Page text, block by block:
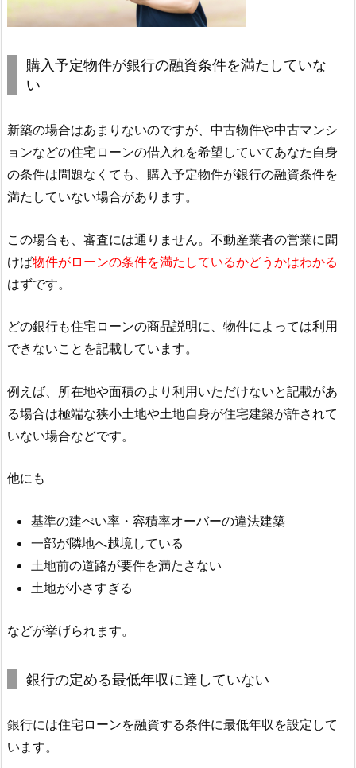
購入予定物件が銀行の融資条件を満たしていな
い
新築の場合はあまりないのですが、中古物件や中古マンシ
ョンなどの住宅ローンの借入れを希望していてあなた自身
の条件は問題なくても、購入予定物件が銀行の融資条件を
満たしていない場合があります。
この場合も、審査には通りません。不動産業者の営業に聞
けば物件がローンの条件を満たしているかどうかはわかる
はずです。
どの銀行も住宅ローンの商品説明に、物件によっては利用
できないことを記載しています。
例えば、所在地や面積のより利用いただけないと記載があ
る場合は極端な狭小土地や土地自身が住宅建築が許されて
いない場合などです。
他にも
基準の建ぺい率・容積率オーバーの違法建築
一部が隣地へ越境している
土地前の道路が要件を満たさない
土地が小さすぎる
などが挙げられます。
銀行の定める最低年収に達していない
銀行には住宅ローンを融資する条件に最低年収を設定して
います。